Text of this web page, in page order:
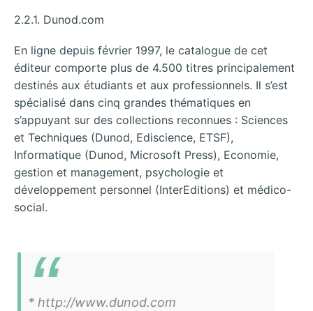
2.2.1. Dunod.com
En ligne depuis février 1997, le catalogue de cet
éditeur comporte plus de 4.500 titres principalement
destinés aux étudiants et aux professionnels. Il s’est
spécialisé dans cinq grandes thématiques en
s’appuyant sur des collections reconnues : Sciences
et Techniques (Dunod, Ediscience, ETSF),
Informatique (Dunod, Microsoft Press), Economie,
gestion et management, psychologie et
développement personnel (InterEditions) et médico-
social.
* http://www.dunod.com